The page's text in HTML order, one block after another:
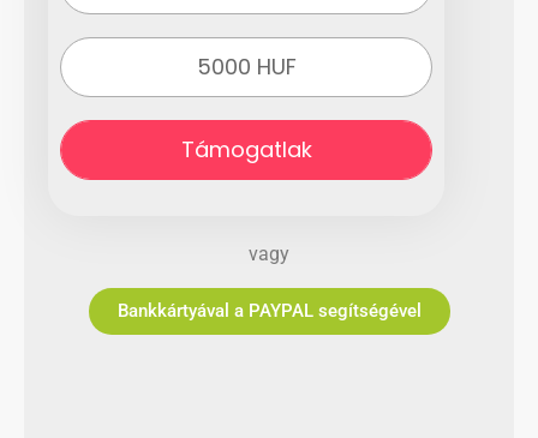
5000 HUF
Támogatlak
vagy
Bankkártyával a PAYPAL segítségével